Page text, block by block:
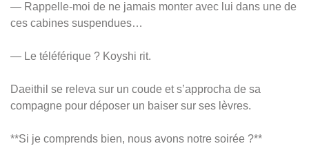
— Rappelle-moi de ne jamais monter avec lui dans une de
ces cabines suspendues…
— Le téléférique ? Koyshi rit.
Daeithil se releva sur un coude et s’approcha de sa
compagne pour déposer un baiser sur ses lèvres.
**Si je comprends bien, nous avons notre soirée ?**